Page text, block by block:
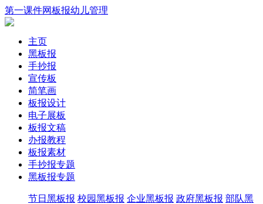
第一课件网板报幼儿管理
主页
黑板报
手抄报
宣传板
简笔画
板报设计
电子展板
板报文稿
办报教程
板报素材
手抄报专题
黑板报专题
节日黑板报 校园黑板报 企业黑板报 政府黑板报 部队黑